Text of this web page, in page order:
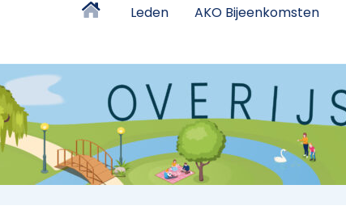
Leden AKO Bijeenkomsten